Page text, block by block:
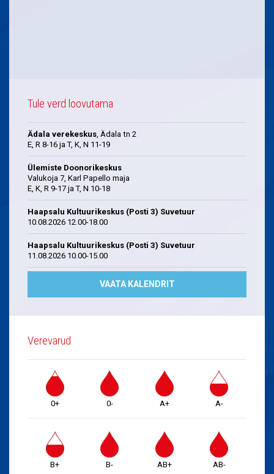
Tule verd loovutama
Ädala verekeskus , Ädala tn 2
E, R 8-16 ja T, K, N 11-19
Ülemiste Doonorikeskus
Valukoja 7, Karl Papello maja
E, K, R 9-17 ja T, N 10-18
Haapsalu Kultuurikeskus (Posti 3) Suvetuur
10.08.2026 12.00-18.00
Haapsalu Kultuurikeskus (Posti 3) Suvetuur
11.08.2026 10.00-15.00
VAATA KALENDRIT
Verevarud
0+ 0- A+ A-
B+ B- AB+ AB-